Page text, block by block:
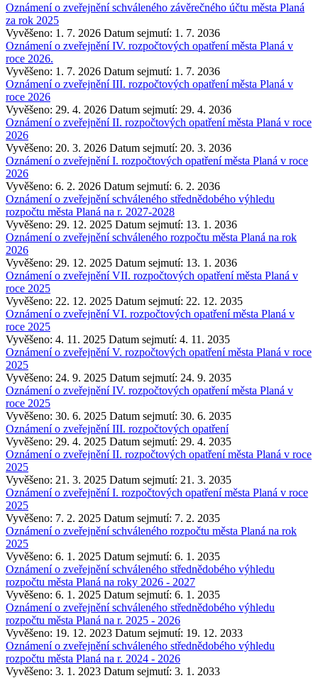
Oznámení o zveřejnění schváleného závěrečného účtu města Planá
za rok 2025
Vyvěšeno: 1. 7. 2026 Datum sejmutí: 1. 7. 2036
Oznámení o zveřejnění IV. rozpočtových opatření města Planá v
roce 2026.
Vyvěšeno: 1. 7. 2026 Datum sejmutí: 1. 7. 2036
Oznámení o zveřejnění III. rozpočtových opatření města Planá v
roce 2026
Vyvěšeno: 29. 4. 2026 Datum sejmutí: 29. 4. 2036
Oznámení o zveřejnění II. rozpočtových opatření města Planá v roce
2026
Vyvěšeno: 20. 3. 2026 Datum sejmutí: 20. 3. 2036
Oznámení o zveřejnění I. rozpočtových opatření města Planá v roce
2026
Vyvěšeno: 6. 2. 2026 Datum sejmutí: 6. 2. 2036
Oznámení o zveřejnění schváleného střednědobého výhledu
rozpočtu města Planá na r. 2027-2028
Vyvěšeno: 29. 12. 2025 Datum sejmutí: 13. 1. 2036
Oznámení o zveřejnění schváleného rozpočtu města Planá na rok
2026
Vyvěšeno: 29. 12. 2025 Datum sejmutí: 13. 1. 2036
Oznámení o zveřejnění VII. rozpočtových opatření města Planá v
roce 2025
Vyvěšeno: 22. 12. 2025 Datum sejmutí: 22. 12. 2035
Oznámení o zveřejnění VI. rozpočtových opatření města Planá v
roce 2025
Vyvěšeno: 4. 11. 2025 Datum sejmutí: 4. 11. 2035
Oznámení o zveřejnění V. rozpočtových opatření města Planá v roce
2025
Vyvěšeno: 24. 9. 2025 Datum sejmutí: 24. 9. 2035
Oznámení o zveřejnění IV. rozpočtových opatření města Planá v
roce 2025
Vyvěšeno: 30. 6. 2025 Datum sejmutí: 30. 6. 2035
Oznámení o zveřejnění III. rozpočtových opatření
Vyvěšeno: 29. 4. 2025 Datum sejmutí: 29. 4. 2035
Oznámení o zveřejnění II. rozpočtových opatření města Planá v roce
2025
Vyvěšeno: 21. 3. 2025 Datum sejmutí: 21. 3. 2035
Oznámení o zveřejnění I. rozpočtových opatření města Planá v roce
2025
Vyvěšeno: 7. 2. 2025 Datum sejmutí: 7. 2. 2035
Oznámení o zveřejnění schváleného rozpočtu města Planá na rok
2025
Vyvěšeno: 6. 1. 2025 Datum sejmutí: 6. 1. 2035
Oznámení o zveřejnění schváleného střednědobého výhledu
rozpočtu města Planá na roky 2026 - 2027
Vyvěšeno: 6. 1. 2025 Datum sejmutí: 6. 1. 2035
Oznámení o zveřejnění schváleného střednědobého výhledu
rozpočtu města Planá na r. 2025 - 2026
Vyvěšeno: 19. 12. 2023 Datum sejmutí: 19. 12. 2033
Oznámení o zveřejnění schváleného střednědobého výhledu
rozpočtu města Planá na r. 2024 - 2026
Vyvěšeno: 3. 1. 2023 Datum sejmutí: 3. 1. 2033